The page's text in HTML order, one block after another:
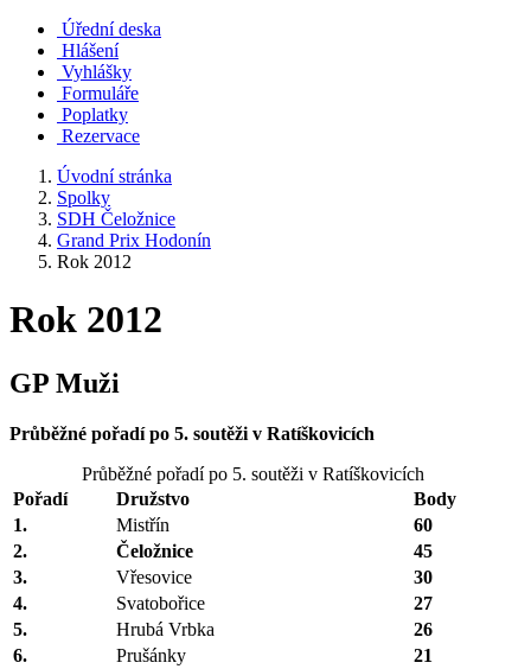
Úřední deska
Hlášení
Vyhlášky
Formuláře
Poplatky
Rezervace
Úvodní stránka
Spolky
SDH Čeložnice
Grand Prix Hodonín
Rok 2012
Rok 2012
GP Muži
Průběžné pořadí po 5. soutěži v Ratíškovicích
Průběžné pořadí po 5. soutěži v Ratíškovicích
Pořadí
Družstvo
Body
1.
Mistřín
60
2.
Čeložnice
45
3.
Vřesovice
30
4.
Svatobořice
27
5.
Hrubá Vrbka
26
6.
Prušánky
21